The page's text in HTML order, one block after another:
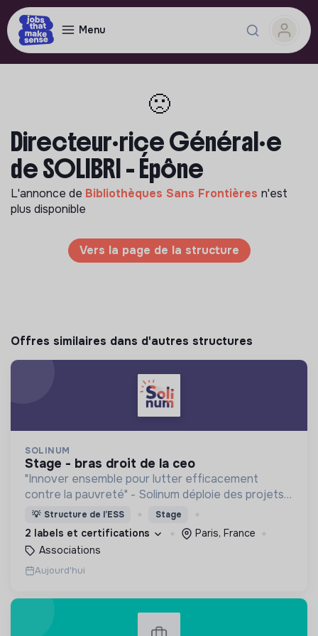
Menu
🙁
Directeur·rice Général·e
de SOLIBRI - Épône
L'annonce de Bibliothèques Sans Frontières n'est
plus disponible
Vers la page de la structure
Offres similaires dans d'autres structures
SOLINUM
stage - bras droit de la ceo
"Innover ensemble pour lutter efficacement
contre la pauvreté" - Solinum déploie des projets
d'innovation sociale qui utilisent le numérique pour
participer à la lutte contre la pauvreté
💡 Structure de l’ESS Stage
2 labels et certifications
Paris, France
Associations
Aujourd'hui